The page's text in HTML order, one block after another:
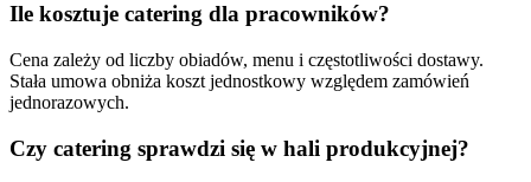
Ile kosztuje catering dla pracowników?
Cena zależy od liczby obiadów, menu i częstotliwości dostawy.
Stała umowa obniża koszt jednostkowy względem zamówień
jednorazowych.
Czy catering sprawdzi się w hali produkcyjnej?